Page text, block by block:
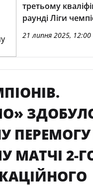
третьому
раунді Ліги
21 липня 2025, 12:00
ПЕРЕМОГУ
МАТЧІ 2-